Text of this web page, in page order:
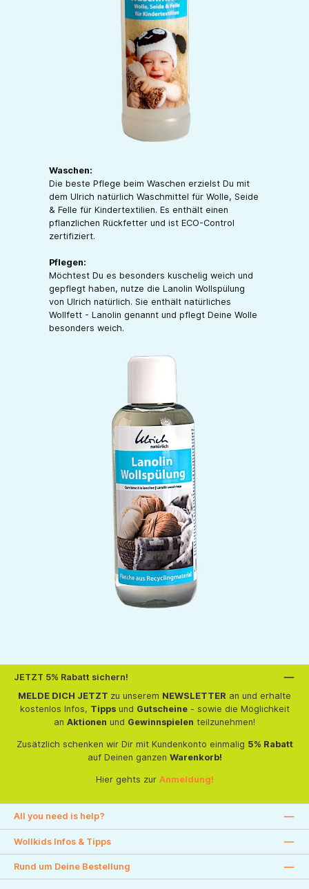
Waschen:
Die beste Pflege beim Waschen erzielst Du mit
dem Ulrich natürlich Waschmittel für Wolle, Seide
& Felle für Kindertextilien. Es enthält einen
pflanzlichen Rückfetter und ist ECO-Control
zertifiziert.
Pflegen:
Möchtest Du es besonders kuschelig weich und
gepflegt haben, nutze die Lanolin Wollspülung
von Ulrich natürlich. Sie enthält natürliches
Wollfett - Lanolin genannt und pflegt Deine Wolle
besonders weich.
JETZT 5% Rabatt sichern!
MELDE DICH JETZT zu unserem NEWSLETTER an und erhalte
kostenlos Infos, Tippsund Gutscheine- sowie die Möglichkeit
an Aktionen und Gewinnspielen teilzunehmen!
Zusätzlich schenken wir Dir mit Kundenkonto einmalig 5% Rabatt
auf Deinen ganzen Warenkorb!
Hier gehts zur Anmeldung!
All you need is help?
Wollkids Infos & Tipps
Rund um Deine Bestellung